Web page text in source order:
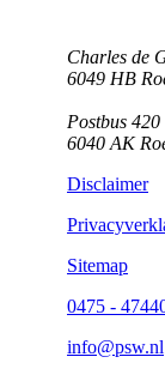
Charles de
6049 HB
Postbus 420
6040 AK
Disclaimer
Sitemap
0475 -
info@psw.nl